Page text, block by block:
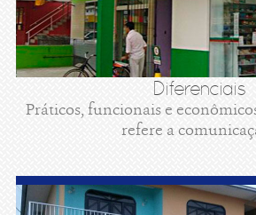
Diferenciais
Práticos, funcionais e
refere a